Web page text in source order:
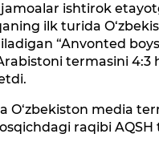
ishtirok
ilk turida
“Anvonted
termasini 4:3
O‘zbekiston media
raqibi AQSH